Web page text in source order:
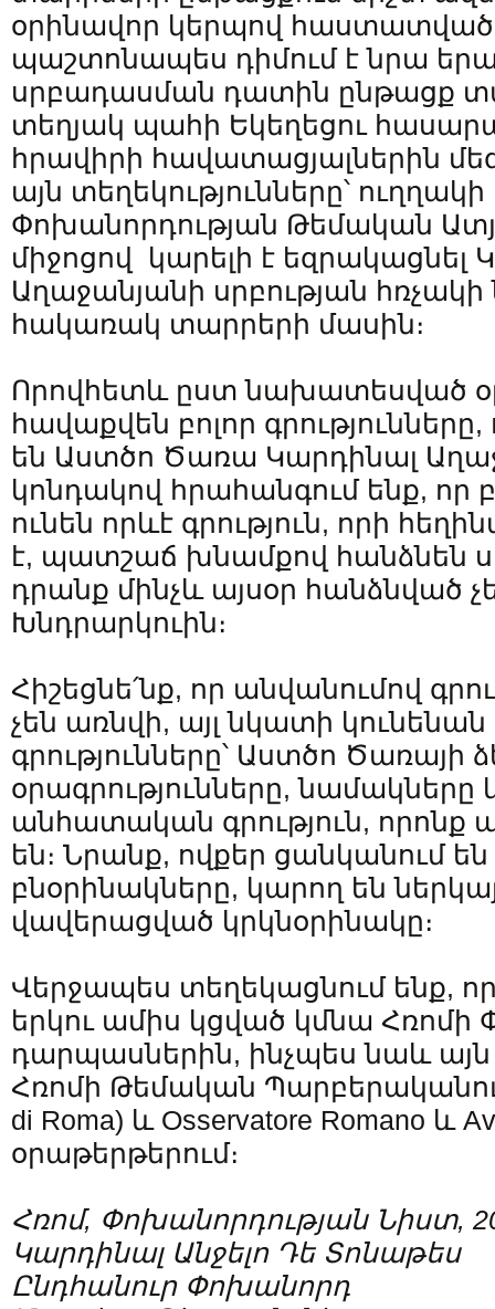
օրինավոր կերպով հաստատված
պաշտոնապես դիմում է նրա
սրբադասման դատին ընթացք
տեղյակ պահի Եկեղեցու
հրավիրի հավատացյալներին
այն տեղեկությունները՝
Փոխանորդության Թեմական
միջոցով կարելի է եզրակացնել
Աղաջանյանի սրբության
հակառակ տարրերի մասին։
Որովհետև ըստ նախատեսված
հավաքվեն բոլոր
են Աստծո Ծառա Կարդինալ
կոնդակով հրահանգում ենք, որ
ունեն որևէ գրություն, որի
է, պատշաճ խնամքով հանձնեն
դրանք մինչև այսօր հանձնված
Խնդրարկուին։
Հիշեցնե՛նք, որ անվանումով
չեն առնվի, այլ նկատի
գրությունները՝ Աստծո Ծառայի
օրագրությունները, նամակները
անհատական գրություն, որոնք
են։ Նրանք, ովքեր ցանկանում
բնօրինակները, կարող են
վավերացված կրկնօրինակը։
Վերջապես տեղեկացնում ենք,
երկու ամիս կցված կմնա Հռոմի
դարպասներին, ինչպես նաև
Հռոմի Թեմական Պարբերականում
di Roma) և Osservatore Romano և
օրաթերթերում։
Հռոմ, Փոխանորդության Նիստ,
Կարդինալ Անջելո Դե Տոնաթես
Ընդհանուր Փոխանորդ